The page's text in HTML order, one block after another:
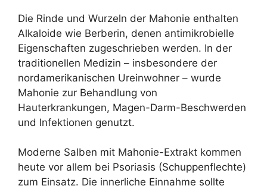
Die Rinde und Wurzeln der Mahonie enthalten
Alkaloide wie Berberin, denen antimikrobielle
Eigenschaften zugeschrieben werden. In der
traditionellen Medizin – insbesondere der
nordamerikanischen Ureinwohner – wurde
Mahonie zur Behandlung von
Hauterkrankungen, Magen-Darm-Beschwerden
und Infektionen genutzt.
Moderne Salben mit Mahonie-Extrakt kommen
heute vor allem bei Psoriasis (Schuppenflechte)
zum Einsatz. Die innerliche Einnahme sollte